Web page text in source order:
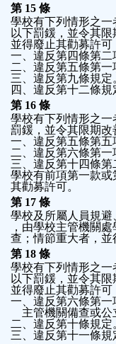
第 15 條
學校有下列情形之
以下罰鍰，並令其
並得廢止其勸募許可
一、違反第四條第
二、違反第五條第
三、違反第九條規定
四、違反第十二條規
第 16 條
學校有下列情形之
罰鍰，並令其限期改
一、違反第五條第五
二、違反第六條第一
三、違反第十四條第
學校有前項第一款
其勸募許可。
第 17 條
學校及所屬人員規
，由學校主管機關
查；情節重大者，並
第 18 條
學校有下列情形之
以下罰鍰，並令其
並得廢止其勸募許可
一、違反第六條第
主管機關備查或公
二、違反第十條規定
三、違反第十一條規